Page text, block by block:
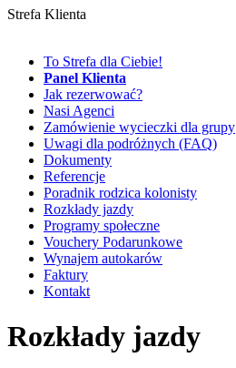
Strefa Klienta
To Strefa dla Ciebie!
Panel Klienta
Jak rezerwować?
Nasi Agenci
Zamówienie wycieczki dla grupy
Uwagi dla podróżnych (FAQ)
Dokumenty
Referencje
Poradnik rodzica kolonisty
Rozkłady jazdy
Programy społeczne
Vouchery Podarunkowe
Wynajem autokarów
Faktury
Kontakt
Rozkłady jazdy